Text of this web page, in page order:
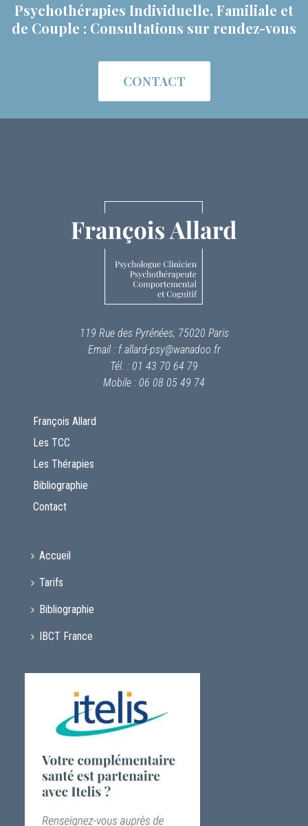
Psychothérapies Individuelle, Familiale et
de Couple : Consultations sur rendez-vous
CONTACT
119 Rue des Pyrénées, 75020 Paris
Email : f.allard-psy@wanadoo.fr
Tél. : 01 43 70 64 79
Mobile : 06 08 05 49 74
François Allard
Les TCC
Les Thérapies
Bibliographie
Contact
Accueil
Tarifs
Bibliographie
IBCT France